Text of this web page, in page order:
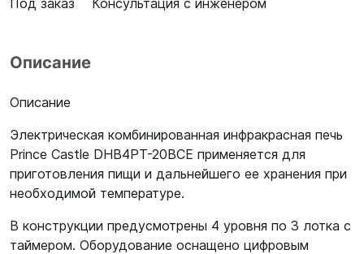
Под заказ
Консультация с инженером
Описание
Описание
Электрическая комбинированная инфракрасная печь
Prince Castle DHB4PT-20BCE применяется для
приготовления пищи и дальнейшего ее хранения при
необходимой температуре.
В конструкции предусмотрены 4 уровня по 3 лотка с
таймером. Оборудование оснащено цифровым